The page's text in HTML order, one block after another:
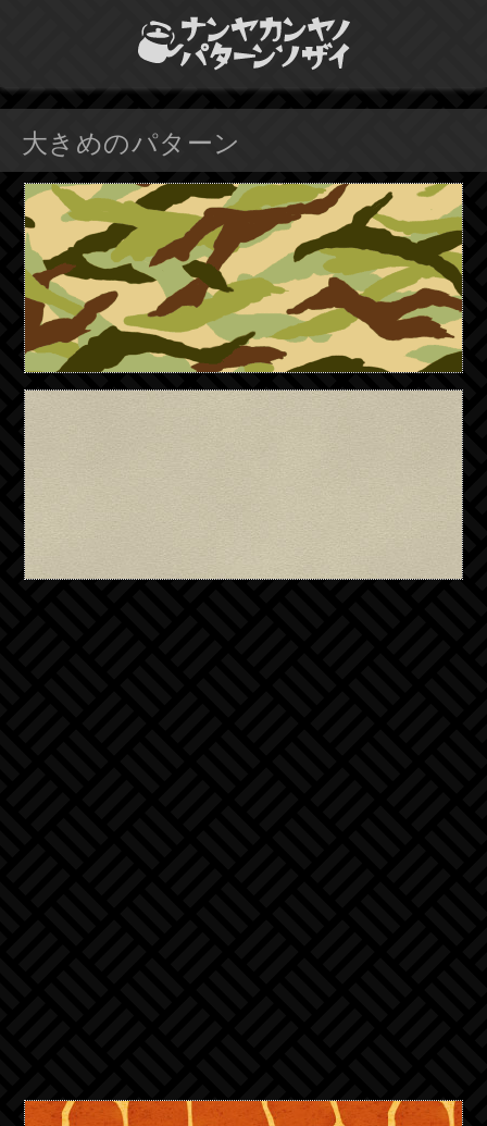
大きめのパターン